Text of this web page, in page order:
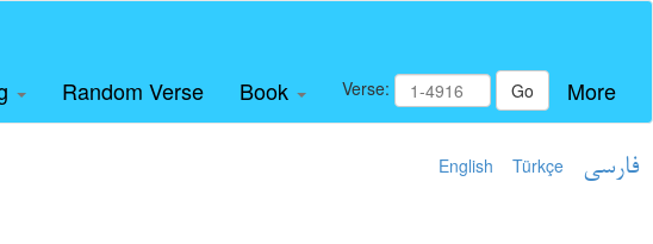
Random Verse Book Verse: Go More
English Türkçe فارسی